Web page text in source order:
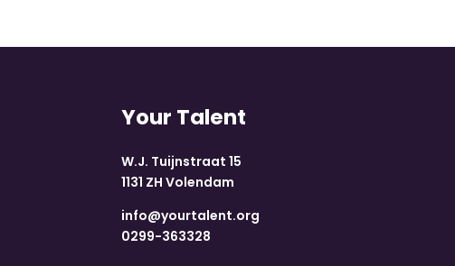
Your Talent
W.J. Tuijnstraat 15
1131 ZH Volendam
info@yourtalent.org
0299-363328